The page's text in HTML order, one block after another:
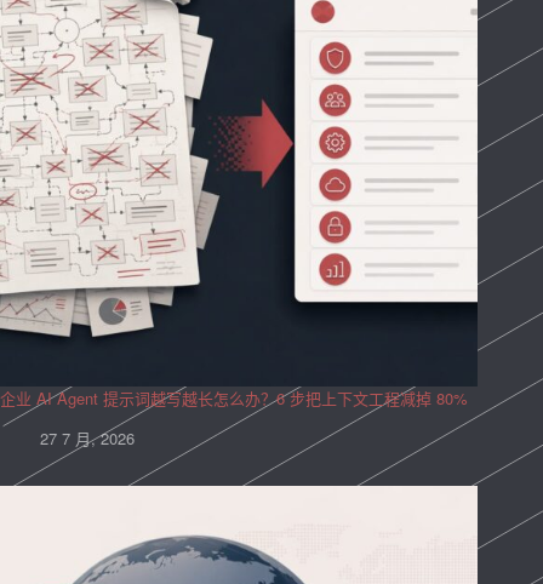
企业 AI Agent 提示词越写越长怎么办？6 步把上下文工程减掉 80%
27 7 月, 2026